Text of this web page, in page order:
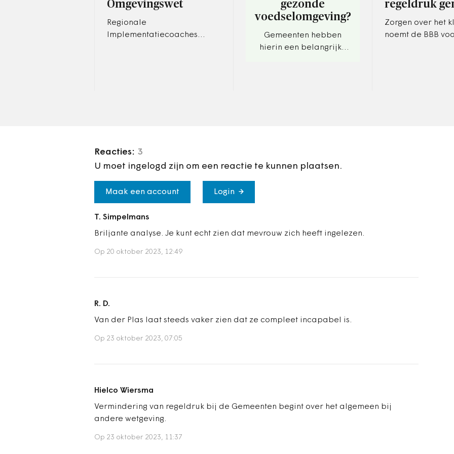
Omgevingswet
Regionale
Implementatiecoaches
gezonde
voedselomgeving?
Gemeenten hebben
hierin een belangrijke
regeldruk
Zorgen over het
noemt de BBB
Reacties: 3
U moet ingelogd zijn om een reactie te kunnen plaatsen.
Maak een account Login
T. Simpelmans
Briljante analyse. Je kunt echt zien dat mevrouw zich heeft ingelezen.
Op 20 oktober 2023, 12:49
R. D.
Van der Plas laat steeds vaker zien dat ze compleet incapabel is.
Op 23 oktober 2023, 07:05
Hielco Wiersma
Vermindering van regeldruk bij de Gemeenten begint over het algemeen bij
andere wetgeving.
Op 23 oktober 2023, 11:37